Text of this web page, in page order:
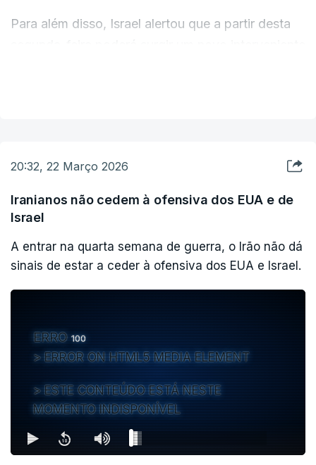
Para além disso, Israel alertou que a partir desta
20:32, 22 Março 2026
Iranianos não cedem à ofensiva dos EUA e de
Israel
A entrar na quarta semana de guerra, o Irão não dá
sinais de estar a ceder à ofensiva dos EUA e Israel.
ERRO100
ERROR ON HTML5 MEDIA ELEMENT
ESTE CONTEÚDO ESTÁ NESTE
MOMENTO INDISPONÍVEL